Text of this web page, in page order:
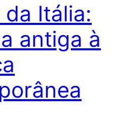
Itália:
antiga à